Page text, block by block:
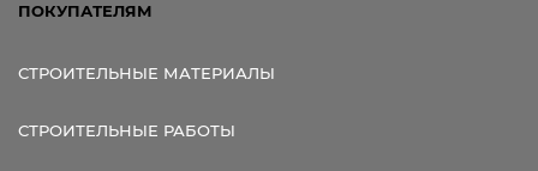
ПОКУПАТЕЛЯМ
СТРОИТЕЛЬНЫЕ МАТЕРИАЛЫ
СТРОИТЕЛЬНЫЕ РАБОТЫ